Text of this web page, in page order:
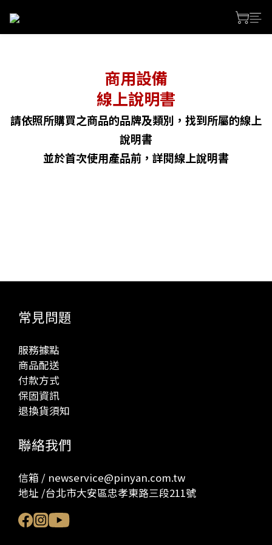
商用設備
線上說明書
請依照所購買之商品的品牌及類別，找到所屬的線上
說明書
並於首次使用產品前，詳閱線上說明書
常見問題
服務據點
商品配送
付款方式
保固資訊
退換貨須知
聯絡我們
信箱 / newservice@pinyan.com.tw
地址 /台北市大安區忠孝東路三段211號